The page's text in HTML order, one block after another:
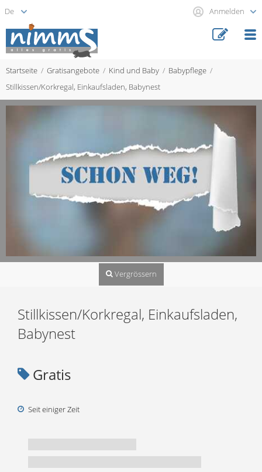
Anmelden
Startseite Gratisangebote Kind und Baby
Babypflege
Stillkissen/Korkregal, Einkaufsladen, Babynest
Vergrössern
Stillkissen/Korkregal, Einkaufsladen,
Babynest
Gratis
Seit einiger Zeit